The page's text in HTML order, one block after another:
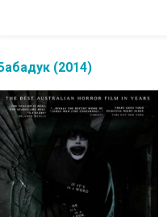
(2014)